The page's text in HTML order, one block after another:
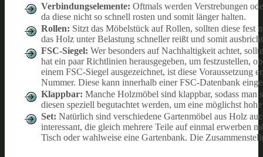
Verbindungselemente: Oftmals werden Verstrebungen
da diese nicht so schnell rosten und somit länger halten.
Rollen: Sitzt das Möbelstück auf Rollen, sollten diese fest
das Holz unter Belastung schneller reißt und somit
FSC-Siegel: Wer besonders auf Nachhaltigkeit achtet,
hat ein paar Richtlinien herausgegeben, um festzustellen,
einem FSC-Siegel ausgezeichnet, ist diese
Nummer. Diese kann innerhalb einer FSC-Datenbank
Klappbar: Manche Holzmöbel sind klappbar, sodass
diesen speziell begutachtet werden, um eine möglichst
Set: Natürlich sind verschiedene Gartenmöbel aus Holz
interessant, die gleich mehrere Teile auf einmal erwerben
Tisch oder wahlweise eine Gartenbank. Die